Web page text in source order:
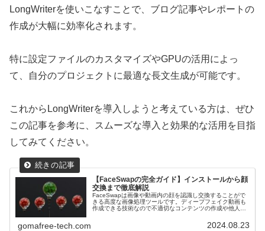
LongWriterを使いこなすことで、ブログ記事やレポートの
作成が大幅に効率化されます。
特に設定ファイルのカスタマイズやGPUの活用によっ
て、自分のプロジェクトに最適な長文生成が可能です。
これからLongWriterを導入しようと考えている方は、ぜひ
この記事を参考に、スムーズな導入と効果的な活用を目指
してみてください。
【FaceSwapの完全ガイド】インストールから顔
交換まで徹底解説
FaceSwapは画像や動画内の顔を認識し交換することがで
きる高度な画像処理ツールです。ディープフェイク動画も
作成できる技術なので不適切なコンテンツの作成や他人の
FaceSwapのインストールから使用方法までを詳細に解説
gomafree-tech.com 2024.08.23